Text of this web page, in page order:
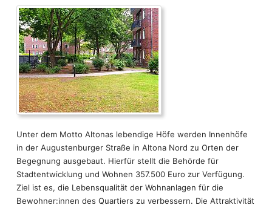
Unter dem Motto Altonas lebendige Höfe werden Innenhöfe
in der Augustenburger Straße in Altona Nord zu Orten der
Begegnung ausgebaut. Hierfür stellt die Behörde für
Stadtentwicklung und Wohnen 357.500 Euro zur Verfügung.
Ziel ist es, die Lebensqualität der Wohnanlagen für die
Bewohner:innen des Quartiers zu verbessern. Die Attraktivität